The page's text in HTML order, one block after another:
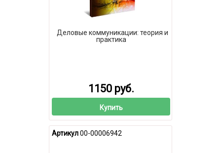
Деловые коммуникации: теория и
практика
1150 руб.
Купить
Артикул00-00006942